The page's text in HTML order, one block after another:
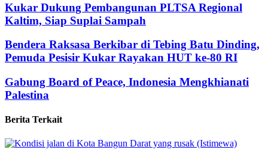
Kukar Dukung Pembangunan PLTSA Regional
Kaltim, Siap Suplai Sampah
Bendera Raksasa Berkibar di Tebing Batu Dinding,
Pemuda Pesisir Kukar Rayakan HUT ke-80 RI
Gabung Board of Peace, Indonesia Mengkhianati
Palestina
Berita Terkait